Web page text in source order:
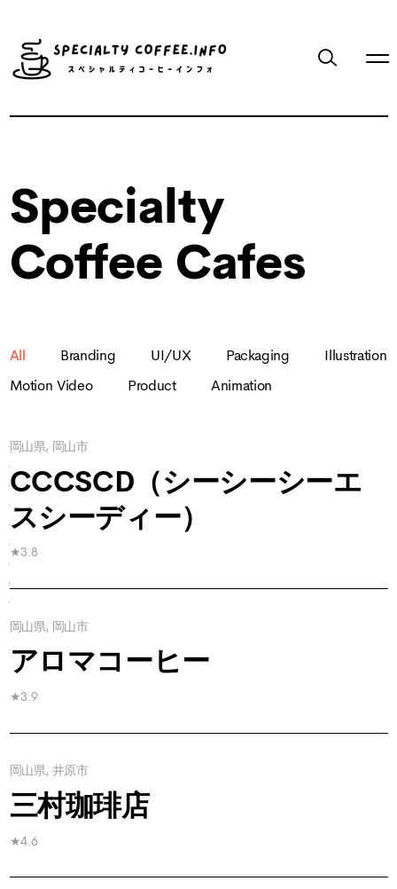
Specialty
Coffee Cafes
All Branding UI/UX Packaging
Illustration
Motion Video
Product Animation
岡山県, 岡山市
CCCSCD（シーシーシーエ
スシーディー）
★3.8
岡山県, 岡山市
アロマコーヒー
★3.9
岡山県, 井原市
三村珈琲店
★4.6
First
2
3
4
5